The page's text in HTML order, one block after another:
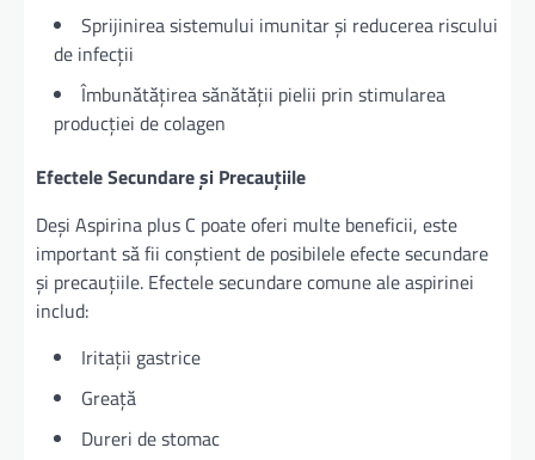
Sprijinirea sistemului imunitar și reducerea riscului
de infecții
Îmbunătățirea sănătății pielii prin stimularea
producției de colagen
Efectele Secundare și Precauțiile
Deși Aspirina plus C poate oferi multe beneficii, este
important să fii conștient de posibilele efecte secundare
și precauțiile. Efectele secundare comune ale aspirinei
includ:
Iritații gastrice
Greață
Dureri de stomac